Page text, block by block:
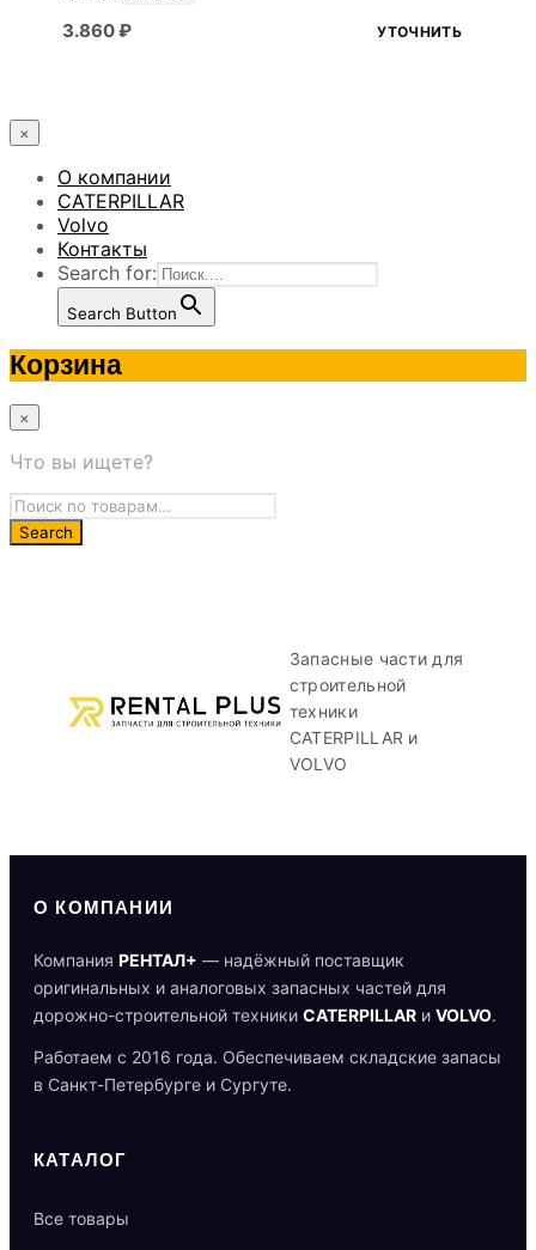
3.860₽ УТОЧНИТЬ
×
О компании
CATERPILLAR
Volvo
Контакты
Search for:
Search Button
Корзина
×
Что вы ищете?
Запасные части для
строительной
техники
CATERPILLAR и
VOLVO
О КОМПАНИИ
Компания РЕНТАЛ+ — надёжный поставщик
оригинальных и аналоговых запасных частей для
дорожно-строительной техники CATERPILLAR и VOLVO.
Работаем с 2016 года. Обеспечиваем складские запасы
в Санкт-Петербурге и Сургуте.
КАТАЛОГ
Все товары